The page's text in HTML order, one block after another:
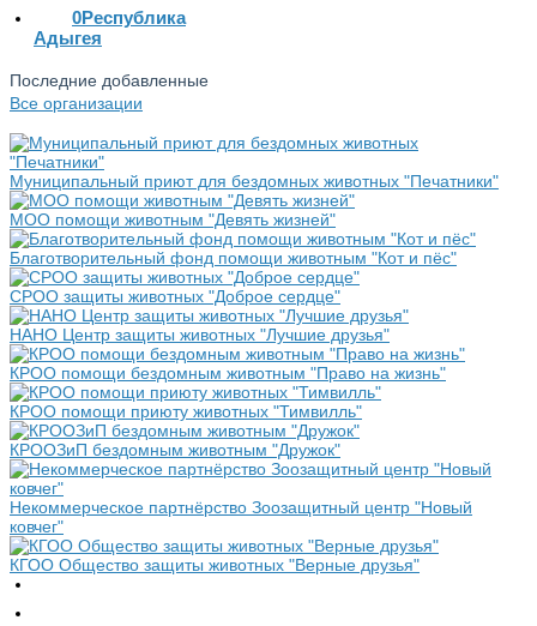
0Республика
Адыгея
Последние добавленные
Все организации
Муниципальный приют для бездомных животных "Печатники"
МОО помощи животным "Девять жизней"
Благотворительный фонд помощи животным "Кот и пёс"
СРОО защиты животных "Доброе сердце"
НАНО Центр защиты животных "Лучшие друзья"
КРОО помощи бездомным животным "Право на жизнь"
КРОО помощи приюту животных "Тимвилль"
КРООЗиП бездомным животным "Дружок"
Некоммерческое партнёрство Зоозащитный центр "Новый
ковчег"
КГОО Общество защиты животных "Верные друзья"